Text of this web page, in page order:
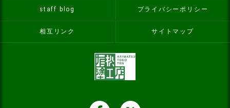
staff blog プライバシーポリシー
相互リンク サイトマップ